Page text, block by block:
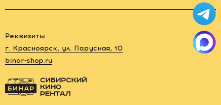
Заказать
88006005878
rent@binar-
г.
Красноярск,
ул.
Парусная,
Реквизиты
г. Красноярск, ул. Парусная, 10
binar-shop.ru